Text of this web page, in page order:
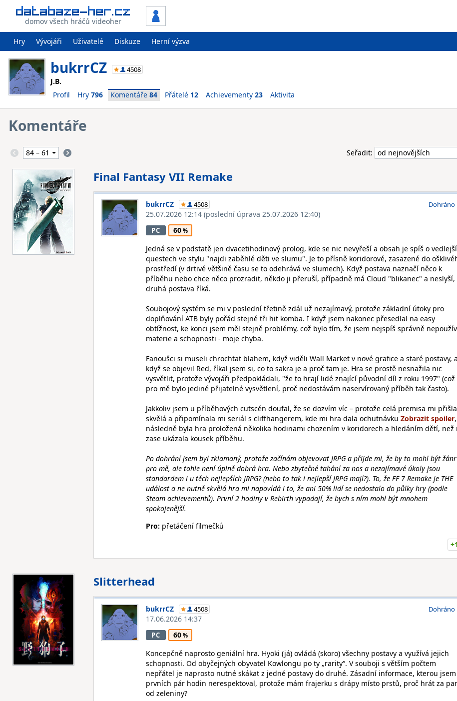
domov všech hráčů videoher
Hry Vývojáři Uživatelé Diskuze Herní výzva
bukrrCZ 4508
J.B.
Profil
Hry 796 Komentáře 84 Přátelé 12 Achievementy 23 Aktivita
Komentáře
Seřadit:
Final Fantasy VII Remake
bukrrCZ 4508
25.07.2026 12:14 (poslední úprava 25.07.2026 12:40)
Dohráno
PC
60
Jedná se v podstatě jen dvacetihodinový prolog, kde se nic nevyřeší a obsah je spíš o
questech ve stylu "najdi zaběhlé děti ve slumu". Je to přísně koridorové, zasazené do
prostředí (v drtivé většině času se to odehrává ve slumech). Když postava naznačí něco k
příběhu nebo chce něco prozradit, někdo ji přeruší, případně má Cloud "blikanec" a neslyší,
druhá postava říká.
Soubojový systém se mi v poslední třetině zdál už nezajímavý, protože základní útoky pro
doplňování ATB byly pořád stejné tři hit komba. I když jsem nakonec přesedlal na easy
obtížnost, ke konci jsem měl stejně problémy, což bylo tím, že jsem nejspíš správně
materie a schopnosti - moje chyba.
Fanoušci si museli chrochtat blahem, když viděli Wall Market v nové grafice a staré postavy,
když se objevil Red, říkal jsem si, co to sakra je a proč tam je. Hra se prostě nesnažila nic
vysvětlit, protože vývojáři předpokládali, "že to hrají lidé znající původní díl z roku 1997" (což
pro mě bylo jediné přijatelné vysvětlení, proč nedostávám naservírovaný příběh tak často).
Jakkoliv jsem u příběhových cutscén doufal, že se dozvím víc – protože celá premisa mi přišla
skvělá a připomínala mi seriál s cliffhangerem, kde mi hra dala ochutnávku
,
následně byla hra proložená několika hodinami chozením v koridorech a hledáním dětí, než
zase ukázala kousek příběhu.
Po dohrání jsem byl zklamaný, protože začínám objevovat JRPG a přijde mi, že by to mohl být žánr
pro mě, ale tohle není úplně dobrá hra. Nebo zbytečné tahání za nos a nezajímavé úkoly jsou
standardem i u těch nejlepších JRPG? (nebo to tak i nejlepší JRPG mají?). To, že FF 7 Remake je THE
událost a ne nutně skvělá hra mi napovídá i to, že ani 50% lidí se nedostalo do půlky hry (podle
Steam achievementů). První 2 hodiny v Rebirth vypadají, že bych s ním mohl být mnohem
spokojenější.
Pro: přetáčení filmečků
Slitterhead
bukrrCZ 4508
17.06.2026 14:37
Dohráno
PC
60
Koncepčně naprosto geniální hra. Hyoki (já) ovládá (skoro) všechny postavy a využívá jejich
schopnosti. Od obyčejných obyvatel Kowlongu po ty „rarity“. V souboji s větším počtem
nepřátel je naprosto nutné skákat z jedné postavy do druhé. Zásadní informace, kterou jsem
prvních pár hodin nerespektoval, protože mám frajerku s drápy místo prstů, proč hrát za
od zeleniny?